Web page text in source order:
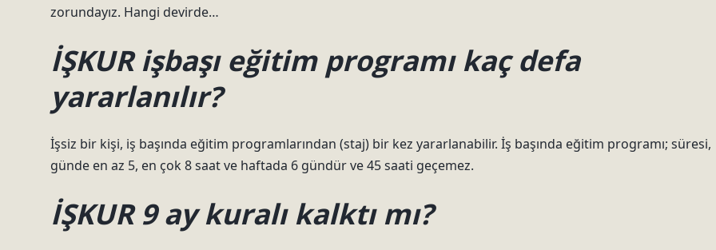
zorundayız. Hangi devirde…
İŞKUR işbaşı eğitim programı kaç defa
yararlanılır?
İşsiz bir kişi, iş başında eğitim programlarından (staj) bir kez yararlanabilir. İş başında eğitim programı; süresi,
günde en az 5, en çok 8 saat ve haftada 6 gündür ve 45 saati geçemez.
İŞKUR 9 ay kuralı kalktı mı?